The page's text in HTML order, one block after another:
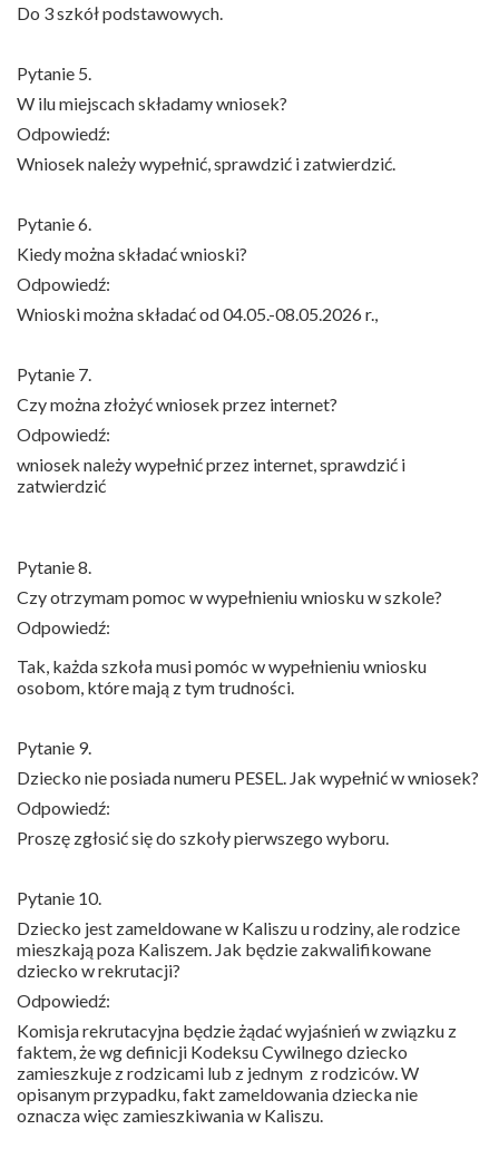
Do 3 szkół podstawowych.
Pytanie 5.
W ilu miejscach składamy wniosek?
Odpowiedź:
Wniosek należy wypełnić, sprawdzić i zatwierdzić.
Pytanie 6.
Kiedy można składać wnioski?
Odpowiedź:
Wnioski można składać od 04.05.-08.05.2026 r.,
Pytanie 7.
Czy można złożyć wniosek przez internet?
Odpowiedź:
wniosek należy wypełnić przez internet, sprawdzić i
zatwierdzić
Pytanie 8.
Czy otrzymam pomoc w wypełnieniu wniosku w szkole?
Odpowiedź:
Tak, każda szkoła musi pomóc w wypełnieniu wniosku
osobom, które mają z tym trudności.
Pytanie 9.
Dziecko nie posiada numeru PESEL. Jak wypełnić w wniosek?
Odpowiedź:
Proszę zgłosić się do szkoły pierwszego wyboru.
Pytanie 10.
Dziecko jest zameldowane w Kaliszu u rodziny, ale rodzice
mieszkają poza Kaliszem. Jak będzie zakwalifikowane
dziecko w rekrutacji?
Odpowiedź:
Komisja rekrutacyjna będzie żądać wyjaśnień w związku z
faktem, że wg definicji Kodeksu Cywilnego dziecko
zamieszkuje z rodzicami lub z jednym z rodziców. W
opisanym przypadku, fakt zameldowania dziecka nie
oznacza więc zamieszkiwania w Kaliszu.